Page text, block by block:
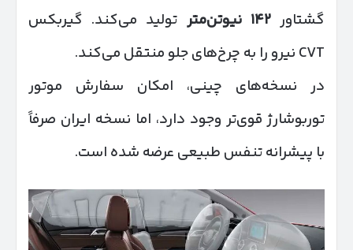
گشتاور۱۴۲ نیوتن‌متر تولید می‌کند. گیربکس
CVT نیرو را به چرخ‌های جلو منتقل می‌کند.
در نسخه‌های چینی، امکان سفارش موتور
توربوشارژ قوی‌تر وجود دارد، اما نسخه ایران صرفاً
با پیشرانه تنفس طبیعی عرضه شده است.